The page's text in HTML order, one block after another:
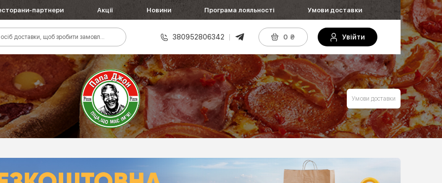
партнери Акції Новини Програма лояльності Умови доставки
доставки, щоб зробити замовлення 380952806342 0 ₴ Увійти
Умови доставки